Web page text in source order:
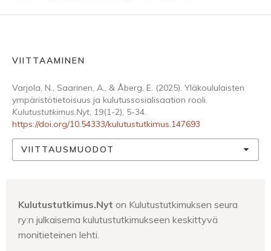
VIITTAAMINEN
Varjola, N., Saarinen, A., & Åberg, E. (2025). Yläkoululaisten
ympäristötietoisuus ja kulutussosialisaation rooli.
Kulutustutkimus.Nyt, 19(1-2), 5-34.
https://doi.org/10.54333/kulutustutkimus.147693
VIITTAUSMUODOT
Kulutustutkimus.Nyt on Kulutustutkimuksen seura
ry:n julkaisema kulutustutkimukseen keskittyvä
monitieteinen lehti.